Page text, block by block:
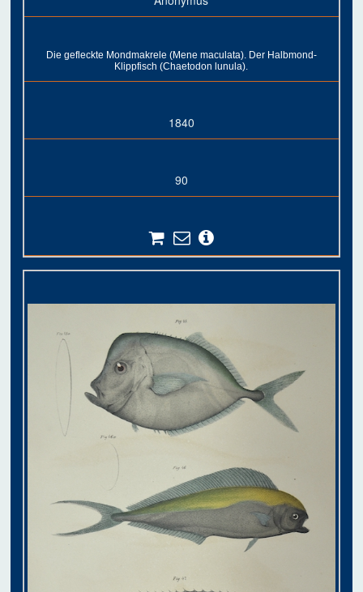
Die gefleckte Mondmakrele (Mene maculata). Der Halbmond-
Klippfisch (Chaetodon lunula).
1840
90